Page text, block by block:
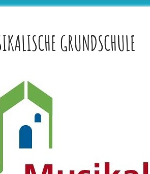
GRUNDSCHULE